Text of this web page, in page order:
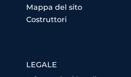
Mappa del sito
Costruttori
LEGALE